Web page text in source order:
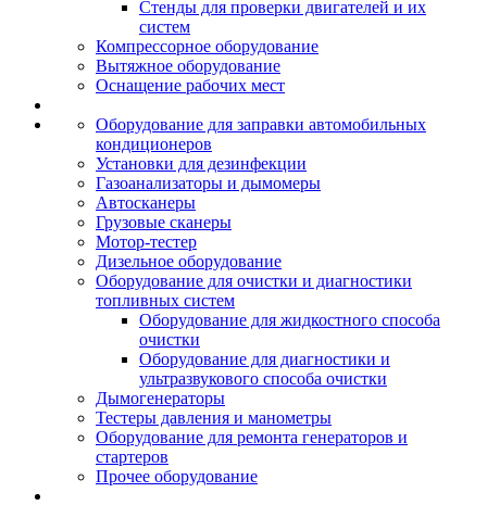
Стенды для проверки двигателей и их
систем
Компрессорное оборудование
Вытяжное оборудование
Оснащение рабочих мест
Оборудование для заправки автомобильных
кондиционеров
Установки для дезинфекции
Газоанализаторы и дымомеры
Автосканеры
Грузовые сканеры
Мотор-тестер
Дизельное оборудование
Оборудование для очистки и диагностики
топливных систем
Оборудование для жидкостного способа
очистки
Оборудование для диагностики и
ультразвукового способа очистки
Дымогенераторы
Тестеры давления и манометры
Оборудование для ремонта генераторов и
стартеров
Прочее оборудование